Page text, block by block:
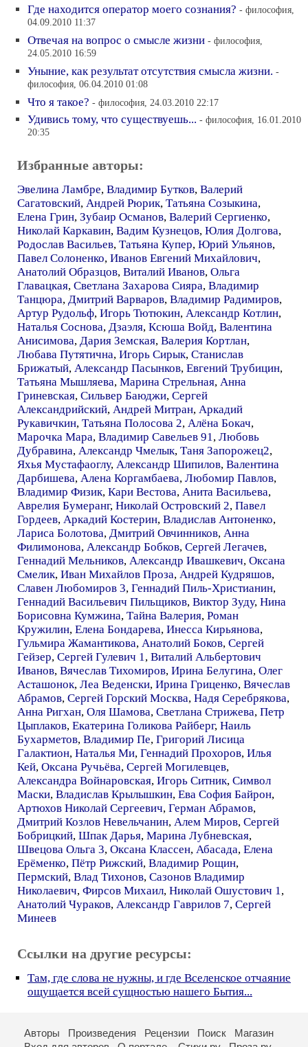
Где находится оператор моего сознания? - философия,
04.09.2010 11:37
Отвечая на вопрос о смысле жизни - философия,
24.05.2010 16:59
Уныние, как результат отсутствия смысла жизни. -
философия, 06.04.2010 01:08
Что я такое? - философия, 24.03.2010 22:17
Удивись тому, что существуешь... - философия, 16.01.2010
20:35
Избранные авторы:
Эвелина Ламбре, Владимир Бутков, Валерий
Сагатовский, Андрей Рюрик, Татьяна Созыкина,
Елена Грин, Зубаир Османов, Валерий Сергиенко,
Николай Каркавин, Вадим Кузнецов, Юлия Долгова,
Родослав Васильев, Татьяна Купер, Юрий Ульянов,
Павел Солоненко, Иванов Евгений Михайлович,
Анатолий Образцов, Виталий Иванов, Ольга
Главацкая, Светлана Захарова Сияра, Владимир
Танцюра, Дмитрий Варваров, Владимир Радимиров,
Артур Рудольф, Игорь Тютюкин, Александр Котлин,
Наталья Соснова, Дзаэля, Ксюша Войд, Валентина
Анисимова, Дария Земская, Валерия Кортлан,
Любава Путятична, Игорь Сирык, Станислав
Брижатый, Александр Пасынков, Евгений Трубицин,
Татьяна Мышляева, Марина Стрельная, Анна
Гриневская, Сильвер Баюджи, Сергей
Александрийский, Андрей Митран, Аркадий
Рукавичкин, Татьяна Полосова 2, Алёна Бокач,
Марочка Мара, Владимир Савельев 91, Любовь
Дубравина, Александр Чмелык, Таня Запорожец2,
Яхья Мустафаоглу, Александр Шипилов, Валентина
Дарбишева, Алена Коргамбаева, Любомир Павлов,
Владимир Физик, Кари Вестова, Анита Васильева,
Аврелия Бумеранг, Николай Островский 2, Павел
Гордеев, Аркадий Костерин, Владислав Антоненко,
Лариса Болотова, Дмитрий Овчинников, Анна
Филимонова, Александр Бобков, Сергей Легачев,
Геннадий Мельников, Александр Ивашкевич, Оксана
Смелик, Иван Михайлов Проза, Андрей Кудряшов,
Славен Любомиров 3, Геннадий Пиль-Христианин,
Геннадий Васильевич Пильщиков, Виктор Зуду, Нина
Борисовна Кумжина, Тайна Валерия, Роман
Кружилин, Елена Бондарева, Инесса Кирьянова,
Гульмира Жамантикова, Анатолий Боков, Сергей
Гейзер, Сергей Гулевич 1, Виталий Альбертович
Иванов, Вячеслав Тихомиров, Ирина Белугина, Олег
Асташонок, Леа Веденски, Ирина Гриценко, Вячеслав
Абрамов, Сергей Горский Москва, Надя Серебрякова,
Анна Ригхан, Оля Шамова, Светлана Стрижева, Петр
Цыплаков, Екатерина Голикова Райберг, Наиль
Бухарметов, Владимир Пе, Григорий Лисица
Галактион, Наталья Ми, Геннадий Прохоров, Илья
Кей, Оксана Ручьёва, Сергей Могилевцев,
Александра Войнаровская, Игорь Ситник, Символ
Маски, Владислав Крылышкин, Ева София Байрон,
Артюхов Николай Сергеевич, Герман Абрамов,
Дмитрий Козлов Невельчанин, Алем Миров, Сергей
Бобрицкий, Шпак Дарья, Марина Лубневская,
Швецова Ольга 3, Оксана Классен, Абасада, Елена
Ерёменко, Пётр Рижский, Владимир Рощин,
Пермский, Влад Тихонов, Сазонов Владимир
Николаевич, Фирсов Михаил, Николай Ошустович 1,
Анатолий Чураков, Александр Гаврилов 7, Сергей
Минеев
Ссылки на другие ресурсы:
Там, где слова не нужны, и где Вселенское отчаяние
ощущается всей сущностью нашего Бытия...
Авторы Произведения Рецензии Поиск
Магазин